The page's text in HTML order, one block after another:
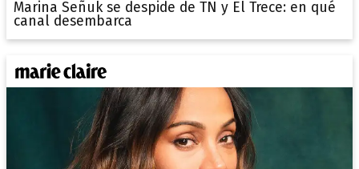
Marina Señuk se despide de TN y El Trece: en qué
canal desembarca